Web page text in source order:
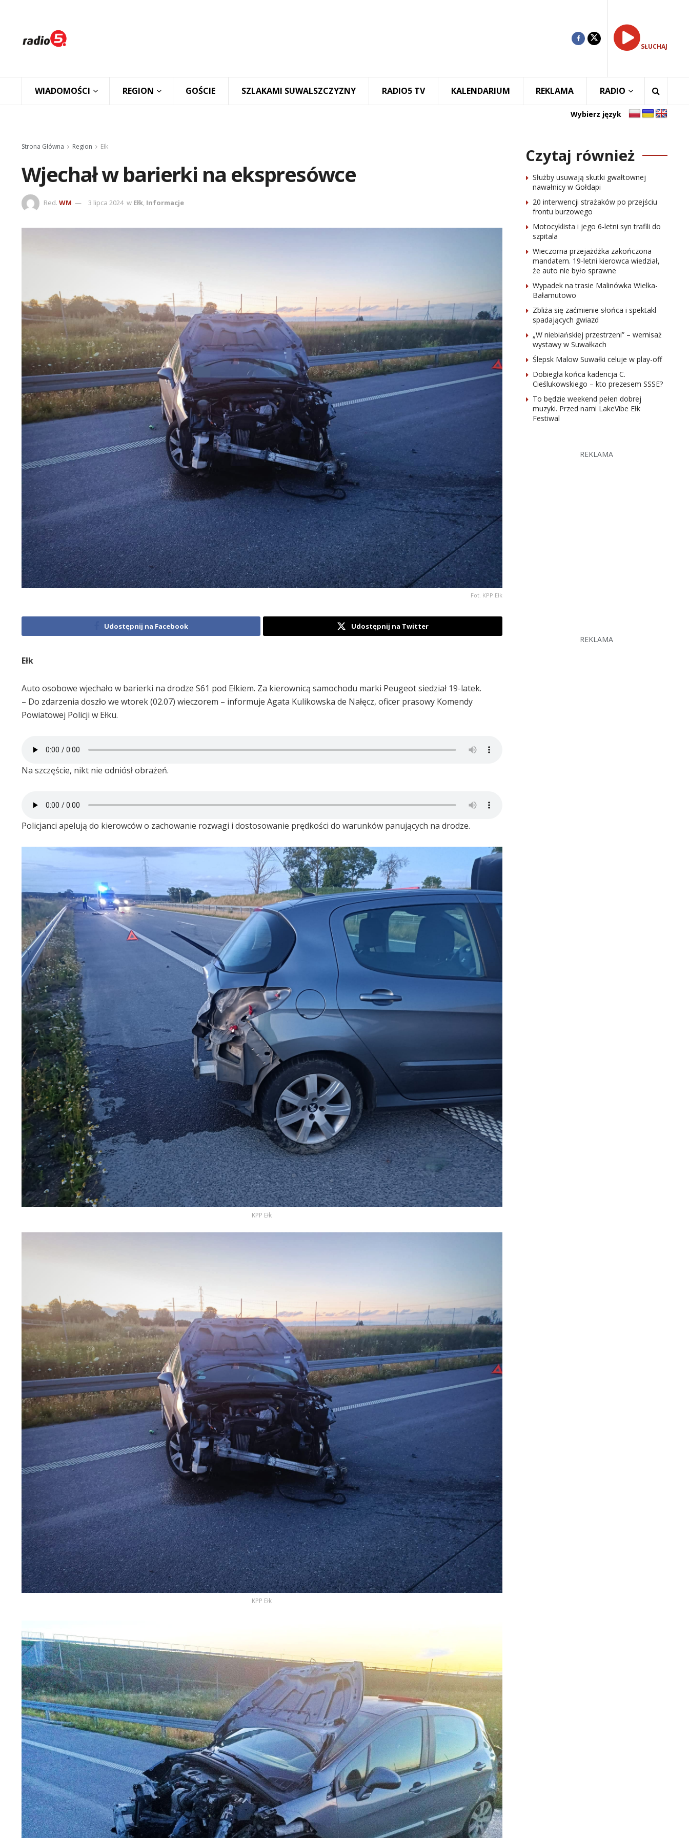
SŁUCHAJ
WIADOMOŚCI REGION GOŚCIE SZLAKAMI SUWALSZCZYZNY RADIO5 TV KALENDARIUM REKLAMA RADIO
Wybierz język
Strona Główna Region Ełk
Wjechał w barierki na ekspresówce
Red. WM 3 lipca 2024 w Ełk, Informacje
Fot. KPP Ełk
Udostępnij na Facebook Udostępnij na Twitter
Ełk
Auto osobowe wjechało w barierki na drodze S61 pod Ełkiem. Za kierownicą samochodu marki Peugeot siedział 19-latek.
– Do zdarzenia doszło we wtorek (02.07) wieczorem – informuje Agata Kulikowska de Nałęcz, oficer prasowy Komendy
Powiatowej Policji w Ełku.
Na szczęście, nikt nie odniósł obrażeń.
Policjanci apelują do kierowców o zachowanie rozwagi i dostosowanie prędkości do warunków panujących na drodze.
KPP Ełk
KPP Ełk
Czytaj również
Służby usuwają skutki gwałtownej
nawałnicy w Gołdapi
20 interwencji strażaków po przejściu
frontu burzowego
Motocyklista i jego 6-letni syn trafili do
szpitala
Wieczorna przejażdżka zakończona
mandatem. 19-letni kierowca wiedział,
że auto nie było sprawne
Wypadek na trasie Malinówka Wielka-
Bałamutowo
Zbliża się zaćmienie słońca i spektakl
spadających gwiazd
„W niebiańskiej przestrzeni” – wernisaż
wystawy w Suwałkach
Ślepsk Malow Suwałki celuje w play-off
Dobiegła końca kadencja C.
Cieślukowskiego – kto prezesem SSSE?
To będzie weekend pełen dobrej
muzyki. Przed nami LakeVibe Ełk
Festiwal
REKLAMA
REKLAMA